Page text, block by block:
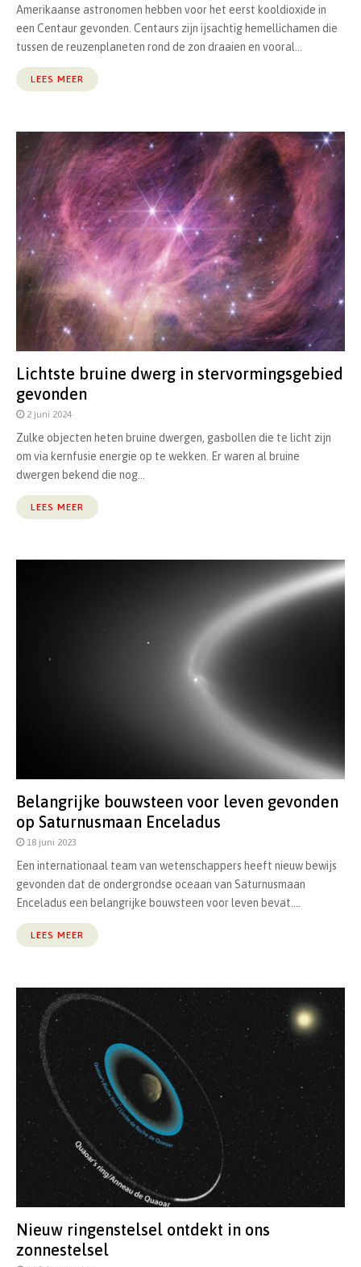
Amerikaanse astronomen hebben voor het eerst kooldioxide in
een Centaur gevonden. Centaurs zijn ijsachtig hemellichamen die
tussen de reuzenplaneten rond de zon draaien en vooral...
LEES MEER
Lichtste bruine dwerg in stervormingsgebied
gevonden
2 juni 2024
Zulke objecten heten bruine dwergen, gasbollen die te licht zijn
om via kernfusie energie op te wekken. Er waren al bruine
dwergen bekend die nog...
LEES MEER
Belangrijke bouwsteen voor leven gevonden
op Saturnusmaan Enceladus
18 juni 2023
Een internationaal team van wetenschappers heeft nieuw bewijs
gevonden dat de ondergrondse oceaan van Saturnusmaan
Enceladus een belangrijke bouwsteen voor leven bevat....
LEES MEER
Nieuw ringenstelsel ontdekt in ons
zonnestelsel